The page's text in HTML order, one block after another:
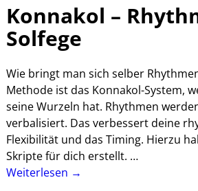
Konnakol –
Solfege
Wie bringt man sich selber
Methode ist das Konnakol-System,
seine Wurzeln hat. Rhythmen
verbalisiert. Das verbessert deine
Flexibilität und das Timing. Hierzu
Skripte für dich erstellt. …
Weiterlesen →